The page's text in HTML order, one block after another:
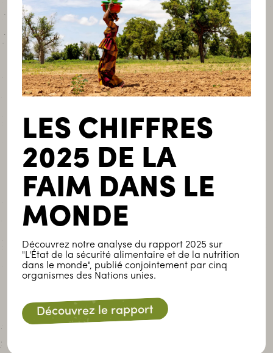
Droits Luxembourg Mobilisation Plaidoyer
On ne se taira pas : SOS Faim
contre-attaque face aux poursuites-
bâillon
LIRE LA SUITE
LES CHIFFRES
2025 DE LA
FAIM DANS LE
MONDE
Découvrez notre analyse du rapport 2025 sur
"L'État de la sécurité alimentaire et de la nutrition
dans le monde", publié conjointement par cinq
organismes des Nations unies.
Découvrez le rapport